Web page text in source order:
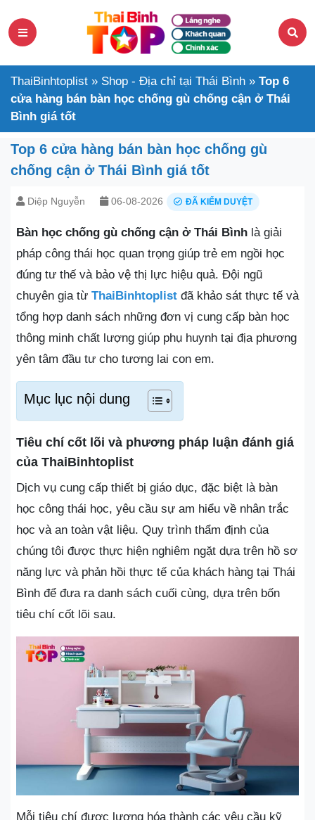
ThaiBinhtoplist » Shop - Địa chỉ tại Thái Bình » Top 6
cửa hàng bán bàn học chống gù chống cận ở Thái
Bình giá tốt
Top 6 cửa hàng bán bàn học chống gù
chống cận ở Thái Bình giá tốt
Diệp Nguyễn 06-08-2026 ĐÃ KIỂM DUYỆT
Bàn học chống gù chống cận ở Thái Bình là giải
pháp công thái học quan trọng giúp trẻ em ngồi học
đúng tư thế và bảo vệ thị lực hiệu quả. Đội ngũ
chuyên gia từ ThaiBinhtoplist đã khảo sát thực tế và
tổng hợp danh sách những đơn vị cung cấp bàn học
thông minh chất lượng giúp phụ huynh tại địa phương
yên tâm đầu tư cho tương lai con em.
Mục lục nội dung
Tiêu chí cốt lõi và phương pháp luận đánh giá
của ThaiBinhtoplist
Dịch vụ cung cấp thiết bị giáo dục, đặc biệt là bàn
học công thái học, yêu cầu sự am hiểu về nhân trắc
học và an toàn vật liệu. Quy trình thẩm định của
chúng tôi được thực hiện nghiêm ngặt dựa trên hồ sơ
năng lực và phản hồi thực tế của khách hàng tại Thái
Bình để đưa ra danh sách cuối cùng, dựa trên bốn
tiêu chí cốt lõi sau.
Mỗi tiêu chí được lượng hóa thành các yêu cầu kỹ